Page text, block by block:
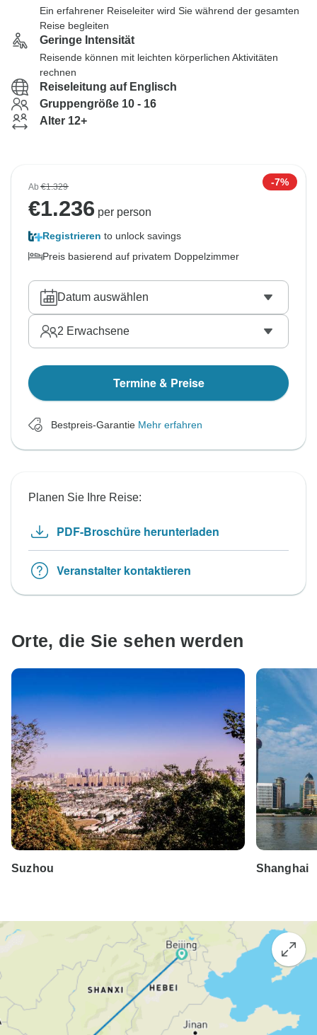
Ein erfahrener Reiseleiter wird Sie während der gesamten
Reise begleiten
Geringe Intensität
Reisende können mit leichten körperlichen Aktivitäten
rechnen
Reiseleitung auf Englisch
Gruppengröße 10 - 16
Alter 12+
Ab€1.329 -7%
€1.236 per person
Registrieren to unlock savings
Preis basierend auf privatem Doppelzimmer
Datum auswählen
2 Erwachsene
Termine & Preise
Bestpreis-Garantie Mehr erfahren
Planen Sie Ihre Reise:
PDF-Broschüre herunterladen
Veranstalter kontaktieren
Orte, die Sie sehen werden
Suzhou Shanghai